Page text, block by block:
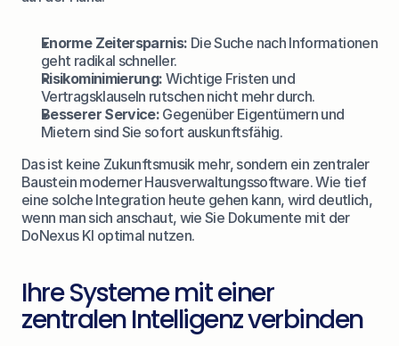
Enorme Zeitersparnis: Die Suche nach Informationen
geht radikal schneller.
Risikominimierung: Wichtige Fristen und
Vertragsklauseln rutschen nicht mehr durch.
Besserer Service: Gegenüber Eigentümern und
Mietern sind Sie sofort auskunftsfähig.
Das ist keine Zukunftsmusik mehr, sondern ein zentraler
Baustein moderner Hausverwaltungssoftware. Wie tief
eine solche Integration heute gehen kann, wird deutlich,
wenn man sich anschaut, wie Sie Dokumente mit der
DoNexus KI optimal nutzen.
Ihre Systeme mit einer
zentralen Intelligenz verbinden